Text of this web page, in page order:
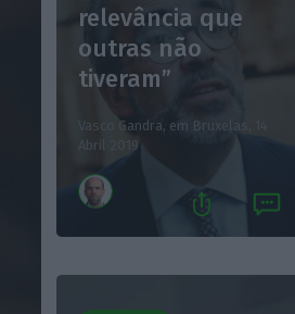
relevância que
outras não
tiveram”
Vasco Gandra, em Bruxelas,
Abril 2019